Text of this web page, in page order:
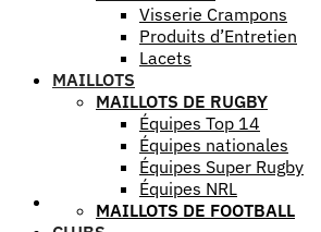
Visserie Crampons
Produits d’Entretien
Lacets
MAILLOTS
MAILLOTS DE RUGBY
Équipes Top 14
Équipes nationales
Équipes Super Rugby
Équipes NRL
MAILLOTS DE FOOTBALL